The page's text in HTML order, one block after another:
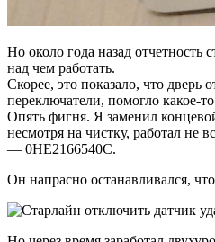
Но около года назад отчетность
над чем работать.
Скорее, это показало, что дверь
переключатели, помогло какое-
Опять фигня. Я заменил
несмотря на чистку, работал не
— 0HE2166540C.
Он напрасно останавливался,